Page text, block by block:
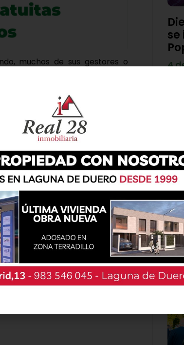
muchos de sus gestores o
que mejoraba en mucho a la
para que su dedicación fuera
hora de confeccionar las listas
ayuntamientos hayan perdido
necesidades de los habitantes
de vida se refiere.
se
4
4